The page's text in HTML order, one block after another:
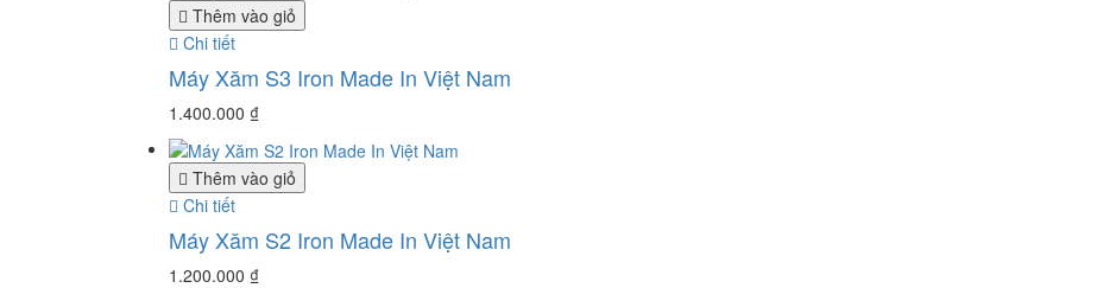
Thêm vào giỏ
Chi tiết
Máy Xăm S3 Iron Made In Việt Nam
1.400.000 ₫
Thêm vào giỏ
Chi tiết
Máy Xăm S2 Iron Made In Việt Nam
1.200.000 ₫